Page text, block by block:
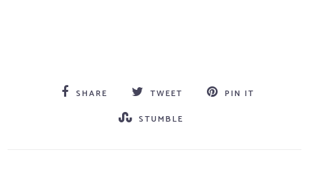
SHARE TWEET
PIN IT
STUMBLE